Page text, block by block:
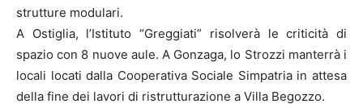
strutture modulari.
A Ostiglia, l’Istituto “Greggiati” risolverà le criticità di
spazio con 8 nuove aule. A Gonzaga, lo Strozzi manterrà i
locali locati dalla Cooperativa Sociale Simpatria in attesa
della fine dei lavori di ristrutturazione a Villa Begozzo.